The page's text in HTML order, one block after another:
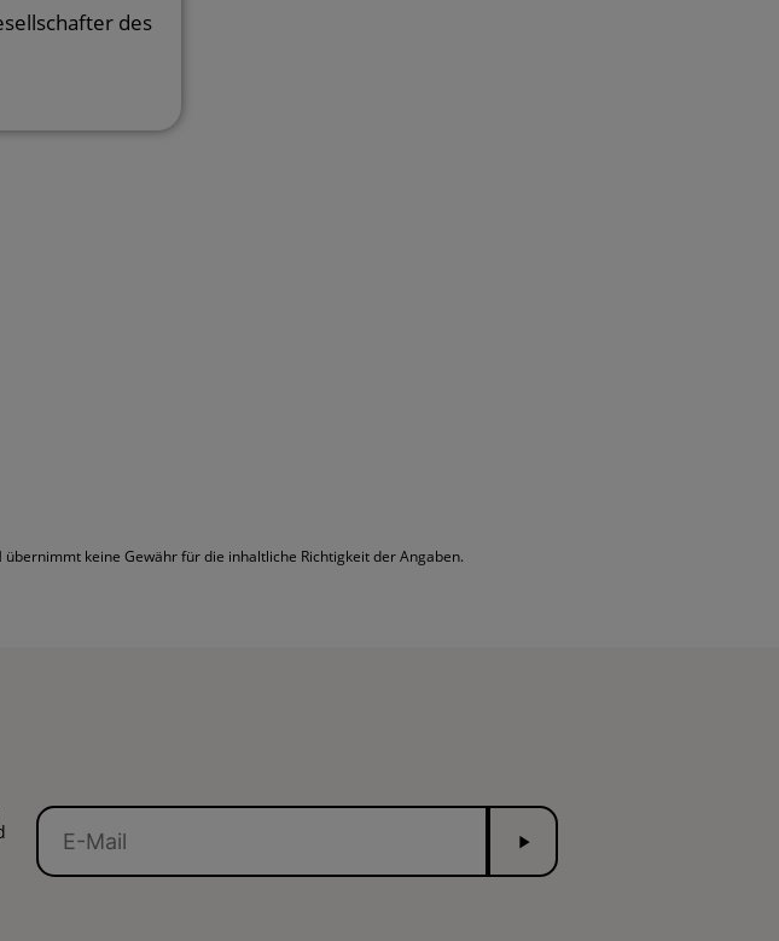
des
keine Gewähr für die inhaltliche Richtigkeit der Angaben.
E-
Mail
Senden